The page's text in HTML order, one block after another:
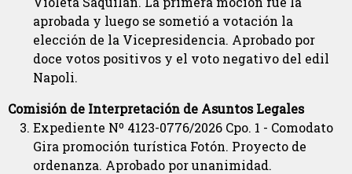
aprobada y luego se sometió a votación la
elección de la Vicepresidencia. Aprobado por
doce votos positivos y el voto negativo del edil
Napoli.
Comisión de Interpretación de Asuntos Legales
Expediente Nº 4123-0776/2026 Cpo. 1 - Comodato
Gira promoción turística Fotón. Proyecto de
ordenanza. Aprobado por unanimidad.